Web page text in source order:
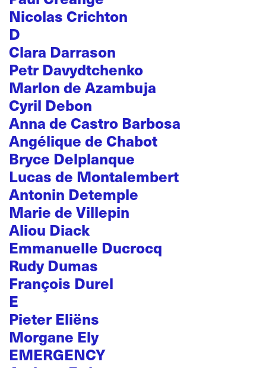
Nicolas Crichton
D
Clara Darrason
Petr Davydtchenko
Marlon de Azambuja
Cyril Debon
Anna de Castro Barbosa
Angélique de Chabot
Bryce Delplanque
Lucas de Montalembert
Antonin Detemple
Marie de Villepin
Aliou Diack
Emmanuelle Ducrocq
Rudy Dumas
François Durel
E
Pieter Eliëns
Morgane Ely
EMERGENCY